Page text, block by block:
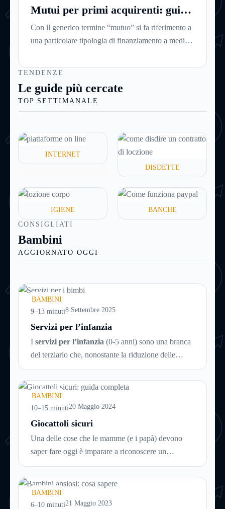
Mutui per primi acquirenti: guida
per navigare nel processo di
acquisto della casa
Con il generico termine “mutuo” si fa riferimento a
una particolare tipologia di finanziamento a medio-
dai 5 ai 30 anni). Si tratta di norma di un contratto a
restituire alla banca soltanto il capitale richiesto, ma
anche una certa quota a titolo di interessi e altre
TENDENZE
Le guide più cercate
TOP SETTIMANALE
INTERNET
DISDETTE
IGIENE
BANCHE
CONSIGLIATI
Bambini
AGGIORNATO OGGI
BAMBINI
9–13 minuti8 Settembre 2025
Servizi per l’infanzia
I servizi per l’infanzia (0-5 anni) sono una branca
del terziario che, nonostante la riduzione delle
nascite in atto da decenni, è comunque in continuo
sviluppo. Ecco quindi un articolo specifico ricco di
consigli utili per la scelta intelligente dei servizi che
possono rendere la vità più facile ai genitori dei
bimbi da 0 a 5 anni, aiutando i neonati nella crescita
BAMBINI
10–15 minuti20 Maggio 2024
Giocattoli sicuri
Una delle cose che le mamme (e i papà) devono
saper fare oggi è imparare a riconoscere un
giocattolo sicuroda uno pericoloso, soprattutto alla
luce del proliferare di prodotti a basso costo
provenienti dalla Cina, che spesso sono vere e
proprie trappole per i nostri figli.
BAMBINI
6–10 minuti21 Maggio 2023